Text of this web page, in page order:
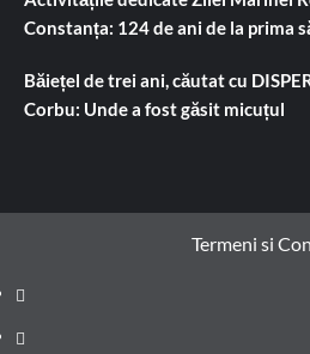
Constanța: 124 de ani de la prima
Băiețel de trei ani, căutat cu
Corbu: Unde a fost găsit micuțul
Termeni si
Prima
pagină
Știri